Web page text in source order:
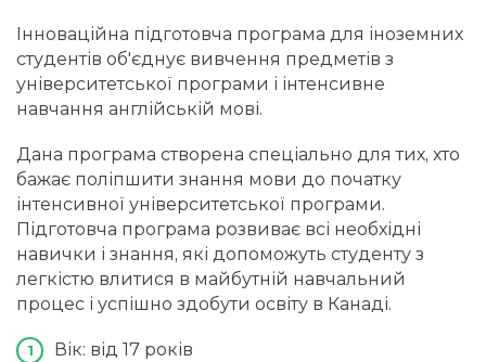
Інноваційна підготовча програма для іноземних
студентів об'єднує вивчення предметів з
університетської програми і інтенсивне
навчання англійській мові.
Дана програма створена спеціально для тих, хто
бажає поліпшити знання мови до початку
інтенсивної університетської програми.
Підготовча програма розвиває всі необхідні
навички і знання, які допоможуть студенту з
легкістю влитися в майбутній навчальний
процес і успішно здобути освіту в Канаді.
Вік: від 17 років